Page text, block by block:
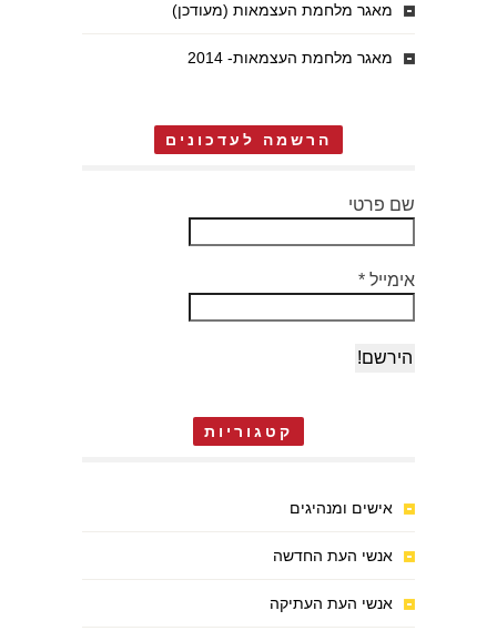
מאגר מלחמת העצמאות (מעודכן)
מאגר מלחמת העצמאות- 2014
הרשמה לעדכונים
שם פרטי
אימייל *
קטגוריות
אישים ומנהיגים
אנשי העת החדשה
אנשי העת העתיקה